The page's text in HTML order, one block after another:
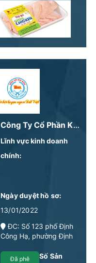
Công Ty Cổ Phần Kinh Doanh Chế Biến Nông Sản Bảo Minh
Lĩnh vực kinh doanh
chính:
Ngày duyệt hồ sơ:
13/01/2022
ĐC: Số 123 phố Định
Công Hạ, phường Định
Hà NộiĐã phê
Số Sản